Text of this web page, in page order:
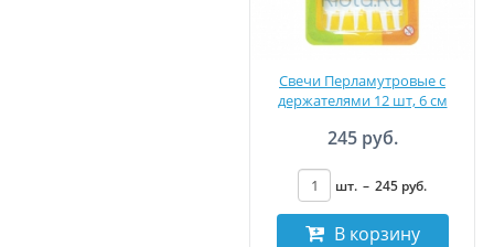
Свечи Перламутровые с
держателями 12 шт, 6 см
245 руб.
шт. – 245 руб.
В корзину